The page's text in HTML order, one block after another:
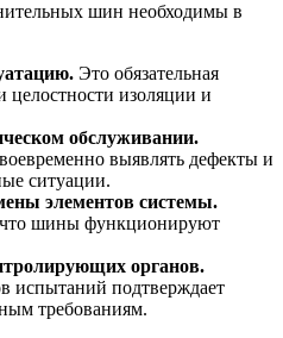
шин необходимы в
Это обязательная
целостности изоляции и
обслуживании.
выявлять дефекты и
ситуации.
элементов системы.
что шины функционируют
органов.
испытаний подтверждает
требованиям.